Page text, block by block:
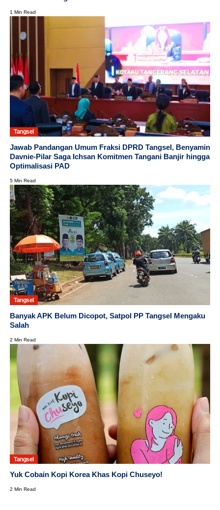
1 Min Read
Tangsel
Jawab Pandangan Umum Fraksi DPRD Tangsel, Benyamin
Davnie-Pilar Saga Ichsan Komitmen Tangani Banjir hingga
Optimalisasi PAD
5 Min Read
Tangsel
Banyak APK Belum Dicopot, Satpol PP Tangsel Mengaku
Salah
2 Min Read
Tangsel
Yuk Cobain Kopi Korea Khas Kopi Chuseyo!
2 Min Read